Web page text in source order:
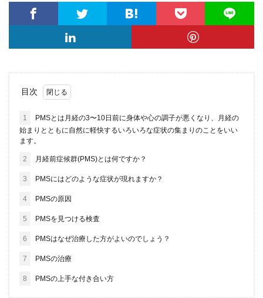
目次
1
PMSとは月経の3〜10日前に身体や心の調子が悪くなり、月経の
始まりとともに自然に軽快するいろいろな症状の集まりのことをいい
ます。
2 月経前症候群(PMS)とは何ですか？
3 PMSにはどのような症状が現れますか？
4 PMSの原因
5 PMSを見つける検査
6 PMSはなぜ治療した方がよいのでしょう？
7 PMSの治療
8 PMSの上手な付き合い方